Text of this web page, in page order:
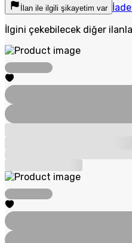
İlan ile ilgili şikayetim var
İlgini çekebilecek diğer